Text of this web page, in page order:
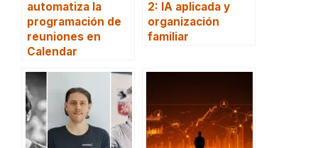
automatiza la
programación de
reuniones en
Calendar
2: IA aplicada y
organización
familiar